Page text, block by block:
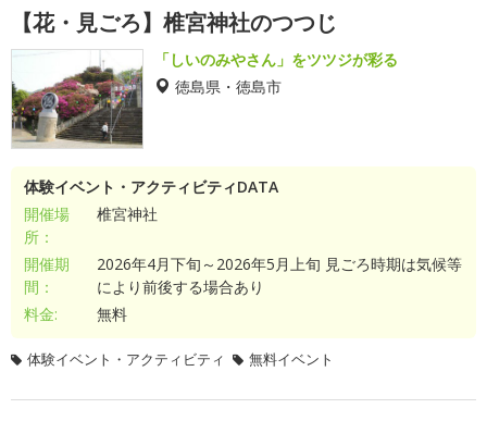
【花・見ごろ】椎宮神社のつつじ
「しいのみやさん」をツツジが彩る
徳島県・徳島市
体験イベント・アクティビティDATA
開催場
所：
椎宮神社
開催期
間：
2026年4月下旬～2026年5月上旬 見ごろ時期は気候等
により前後する場合あり
料金:
無料
体験イベント・アクティビティ 無料イベント